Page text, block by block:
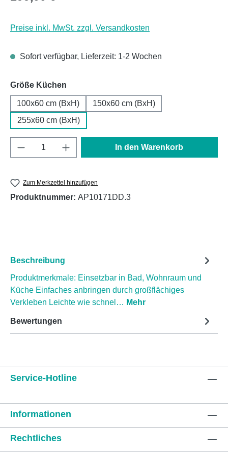
Preise inkl. MwSt. zzgl. Versandkosten
Sofort verfügbar, Lieferzeit: 1-2 Wochen
Größe Küchen
100x60 cm (BxH)
150x60 cm (BxH)
255x60 cm (BxH)
Produkt Anzahl: Gib den gewünschten
In den Warenkorb
Zum Merkzettel hinzufügen
Produktnummer: AP10171DD.3
Beschreibung
Produktmerkmale: Einsetzbar in Bad, Wohnraum und
Küche Einfaches anbringen durch großflächiges
Verkleben Leichte wie schnel… Mehr
Bewertungen
Service-Hotline
Informationen
Rechtliches